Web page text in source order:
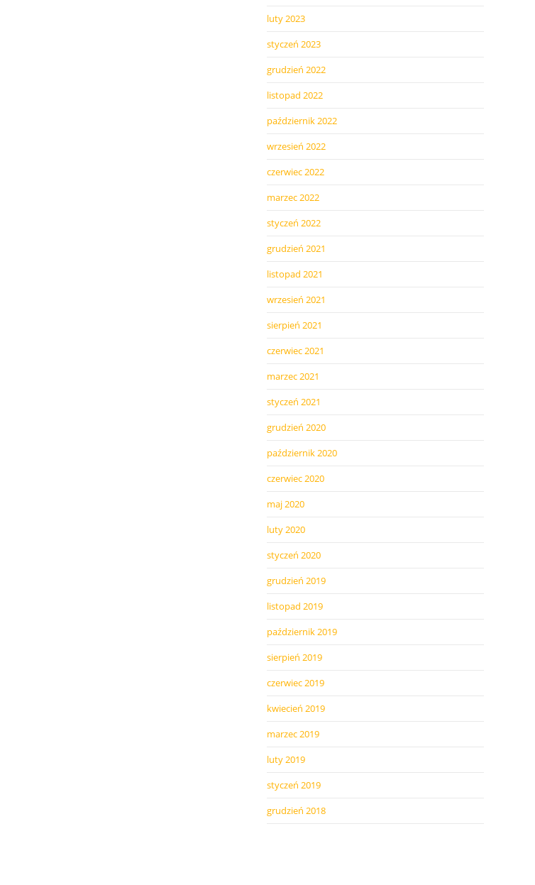
luty 2023
styczeń 2023
grudzień 2022
listopad 2022
październik 2022
wrzesień 2022
czerwiec 2022
marzec 2022
styczeń 2022
grudzień 2021
listopad 2021
wrzesień 2021
sierpień 2021
czerwiec 2021
marzec 2021
styczeń 2021
grudzień 2020
październik 2020
czerwiec 2020
maj 2020
luty 2020
styczeń 2020
grudzień 2019
listopad 2019
październik 2019
sierpień 2019
czerwiec 2019
kwiecień 2019
marzec 2019
luty 2019
styczeń 2019
grudzień 2018